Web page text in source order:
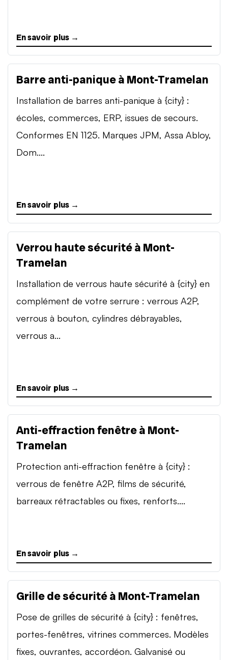
En savoir plus →
Barre anti-panique à Mont-Tramelan
Installation de barres anti-panique à {city} :
écoles, commerces, ERP, issues de secours.
Conformes EN 1125. Marques JPM, Assa Abloy,
Dom....
En savoir plus →
Verrou haute sécurité à Mont-
Tramelan
Installation de verrous haute sécurité à {city} en
complément de votre serrure : verrous A2P,
verrous à bouton, cylindres débrayables,
verrous a...
En savoir plus →
Anti-effraction fenêtre à Mont-
Tramelan
Protection anti-effraction fenêtre à {city} :
verrous de fenêtre A2P, films de sécurité,
barreaux rétractables ou fixes, renforts....
En savoir plus →
Grille de sécurité à Mont-Tramelan
Pose de grilles de sécurité à {city} : fenêtres,
portes-fenêtres, vitrines commerces. Modèles
fixes, ouvrantes, accordéon. Galvanisé ou